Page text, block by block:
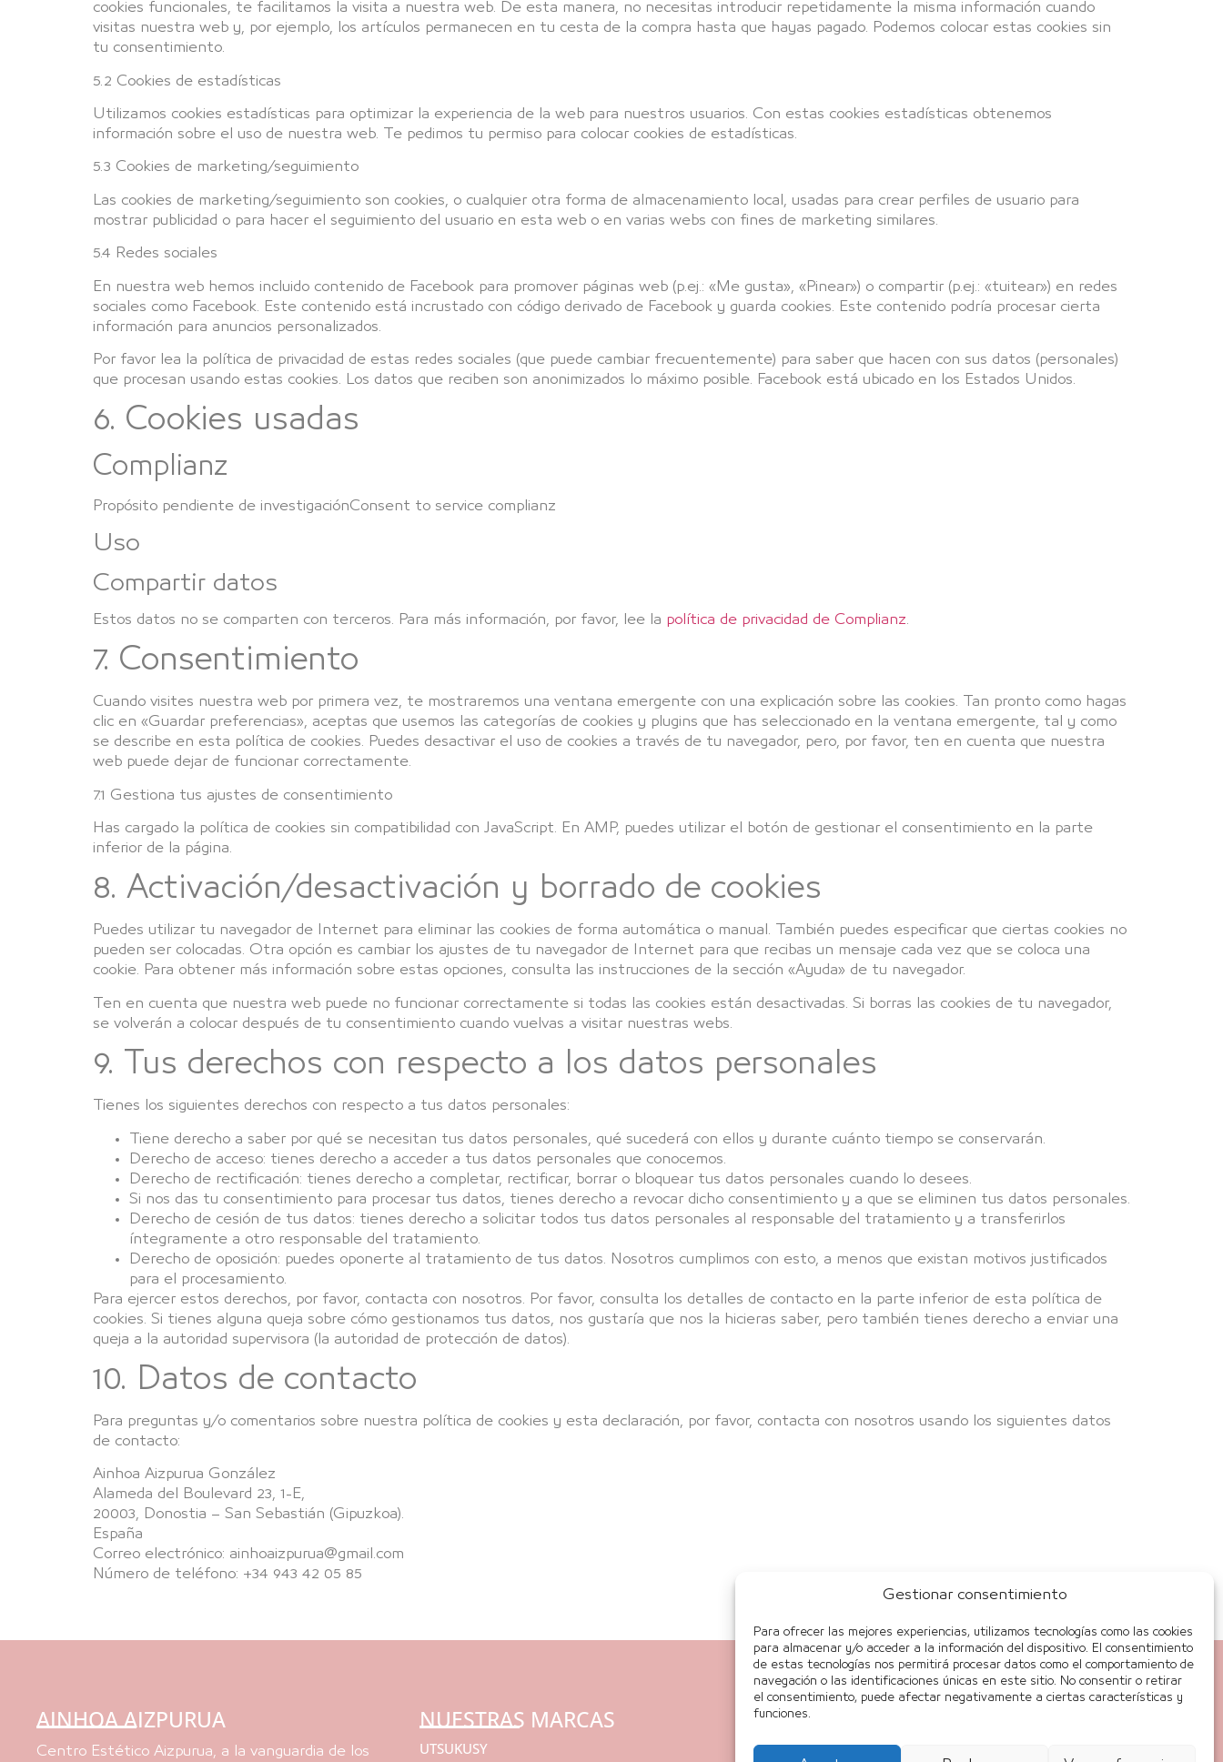
Gestionar consentimiento
Para ofrecer las mejores experiencias, utilizamos tecnologías como las cookies
para almacenar y/o acceder a la información del dispositivo. El consentimiento
de estas tecnologías nos permitirá procesar datos como el comportamiento de
navegación o las identificaciones únicas en este sitio. No consentir o retirar
el consentimiento, puede afectar negativamente a ciertas características y
funciones.
cookies funcionales, te facilitamos la visita a nuestra web. De esta manera, no necesitas introducir repetidamente la misma información cuando
visitas nuestra web y, por ejemplo, los artículos permanecen en tu cesta de la compra hasta que hayas pagado. Podemos colocar estas cookies sin
tu consentimiento.
5.2 Cookies de estadísticas
Utilizamos cookies estadísticas para optimizar la experiencia de la web para nuestros usuarios. Con estas cookies estadísticas obtenemos
información sobre el uso de nuestra web. Te pedimos tu permiso para colocar cookies de estadísticas.
5.3 Cookies de marketing/seguimiento
Las cookies de marketing/seguimiento son cookies, o cualquier otra forma de almacenamiento local, usadas para crear perfiles de usuario para
mostrar publicidad o para hacer el seguimiento del usuario en esta web o en varias webs con fines de marketing similares.
5.4 Redes sociales
En nuestra web hemos incluido contenido de Facebook para promover páginas web (p.ej.: «Me gusta», «Pinear») o compartir (p.ej.: «tuitear») en redes
sociales como Facebook. Este contenido está incrustado con código derivado de Facebook y guarda cookies. Este contenido podría procesar cierta
información para anuncios personalizados.
Por favor lea la política de privacidad de estas redes sociales (que puede cambiar frecuentemente) para saber que hacen con sus datos (personales)
que procesan usando estas cookies. Los datos que reciben son anonimizados lo máximo posible. Facebook está ubicado en los Estados Unidos.
6. Cookies usadas
Complianz
Propósito pendiente de investigaciónConsent to service complianz
Uso
Compartir datos
Estos datos no se comparten con terceros. Para más información, por favor, lee la política de privacidad de Complianz
7. Consentimiento
Cuando visites nuestra web por primera vez, te mostraremos una ventana emergente con una explicación sobre las cookies. Tan pronto como hagas
clic en «Guardar preferencias», aceptas que usemos las categorías de cookies y plugins que has seleccionado en la ventana emergente, tal y como
se describe en esta política de cookies. Puedes desactivar el uso de cookies a través de tu navegador, pero, por favor, ten en cuenta que nuestra
web puede dejar de funcionar correctamente.
7.1 Gestiona tus ajustes de consentimiento
Has cargado la política de cookies sin compatibilidad con JavaScript. En AMP, puedes utilizar el botón de gestionar el consentimiento en la parte
inferior de la página.
8. Activación/desactivación y borrado de cookies
Puedes utilizar tu navegador de Internet para eliminar las cookies de forma automática o manual. También puedes especificar que ciertas cookies no
pueden ser colocadas. Otra opción es cambiar los ajustes de tu navegador de Internet para que recibas un mensaje cada vez que se coloca una
cookie. Para obtener más información sobre estas opciones, consulta las instrucciones de la sección «Ayuda» de tu navegador.
Ten en cuenta que nuestra web puede no funcionar correctamente si todas las cookies están desactivadas. Si borras las cookies de tu navegador,
se volverán a colocar después de tu consentimiento cuando vuelvas a visitar nuestras webs.
9. Tus derechos con respecto a los datos personales
Tienes los siguientes derechos con respecto a tus datos personales:
Tiene derecho a saber por qué se necesitan tus datos personales, qué sucederá con ellos y durante cuánto tiempo se conservarán.
Derecho de acceso: tienes derecho a acceder a tus datos personales que conocemos.
Derecho de rectificación: tienes derecho a completar, rectificar, borrar o bloquear tus datos personales cuando lo desees.
Si nos das tu consentimiento para procesar tus datos, tienes derecho a revocar dicho consentimiento y a que se eliminen tus datos personales.
Derecho de cesión de tus datos: tienes derecho a solicitar todos tus datos personales al responsable del tratamiento y a transferirlos
íntegramente a otro responsable del tratamiento.
Derecho de oposición: puedes oponerte al tratamiento de tus datos. Nosotros cumplimos con esto, a menos que existan motivos justificados
para el procesamiento.
Para ejercer estos derechos, por favor, contacta con nosotros. Por favor, consulta los detalles de contacto en la parte inferior de esta política de
cookies. Si tienes alguna queja sobre cómo gestionamos tus datos, nos gustaría que nos la hicieras saber, pero también tienes derecho a enviar una
queja a la autoridad supervisora (la autoridad de protección de datos).
10. Datos de contacto
Para preguntas y/o comentarios sobre nuestra política de cookies y esta declaración, por favor, contacta con nosotros usando los siguientes datos
de contacto:
Ainhoa Aizpurua González
Alameda del Boulevard 23, 1-E,
20003, Donostia – San Sebastián (Gipuzkoa).
España
Correo electrónico: ainhoaizpurua@gmail.com
Número de teléfono: +34 943 42 05 85
AINHOA AIZPURUA
Centro Estético Aizpurua, a la vanguardia de los
NUESTRAS MARCAS
UTSUKUSY
REGALA BELLEZA Y SALUD
Regala belleza, regala salud con nuestros VALES